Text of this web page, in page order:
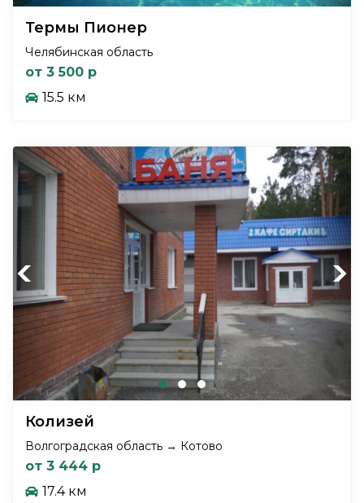
Термы Пионер
Челябинская область
от 3 500 р
15.5 км
Previous Next
Колизей
Волгоградская область → Котово
от 3 444 р
17.4 км